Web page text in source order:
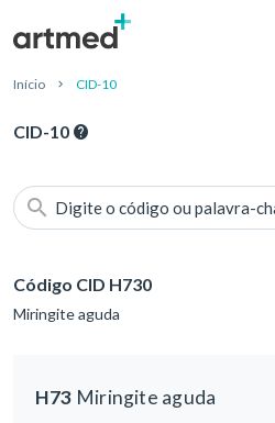
Início CID-10
CID-10
Digite o código ou palavra-
Código CID H730
Miringite aguda
H73 Miringite aguda